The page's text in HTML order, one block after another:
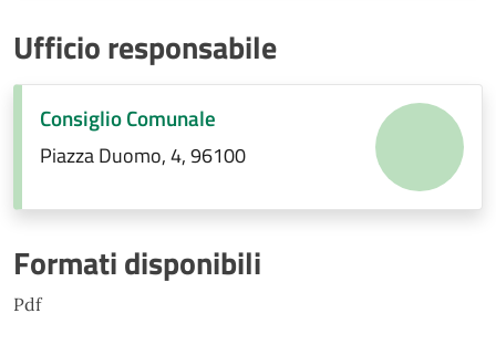
Ufficio responsabile
Consiglio Comunale
Piazza Duomo, 4, 96100
Formati disponibili
Pdf